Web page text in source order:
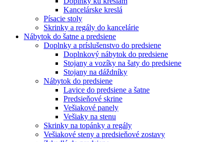
Kancelárske kreslá
Písacie stoly
Skrinky a regály do kancelárie
Nábytok do šatne a predsiene
Doplnky a príslušenstvo do predsiene
Doplnkový nábytok do predsiene
Stojany a vozíky na šaty do predsiene
Stojany na dáždníky
Nábytok do predsiene
Lavice do predsiene a šatne
Predsieňové skrine
Vešiakové panely
Vešiaky na stenu
Skrinky na topánky a regály
Vešiakové steny a predsieňové zostavy